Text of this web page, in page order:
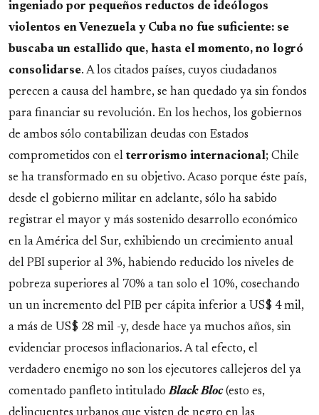
ingeniado por pequeños reductos de ideólogos
violentos en Venezuela y Cuba no fue suficiente: se
buscaba un estallido que, hasta el momento, no logró
consolidarse. A los citados países, cuyos ciudadanos
perecen a causa del hambre, se han quedado ya sin fondos
para financiar su revolución. En los hechos, los gobiernos
de ambos sólo contabilizan deudas con Estados
comprometidos con el terrorismo internacional; Chile
se ha transformado en su objetivo. Acaso porque éste país,
desde el gobierno militar en adelante, sólo ha sabido
registrar el mayor y más sostenido desarrollo económico
en la América del Sur, exhibiendo un crecimiento anual
del PBI superior al 3%, habiendo reducido los niveles de
pobreza superiores al 70% a tan solo el 10%, cosechando
un un incremento del PIB per cápita inferior a US$ 4 mil,
a más de US$ 28 mil -y, desde hace ya muchos años, sin
evidenciar procesos inflacionarios. A tal efecto, el
verdadero enemigo no son los ejecutores callejeros del ya
comentado panfleto intituladoBlack Bloc(esto es,